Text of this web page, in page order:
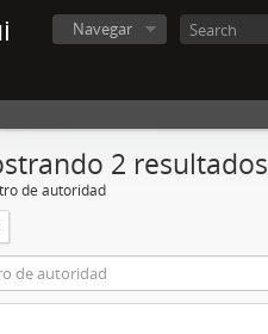
Navegar
2 resultados
de autoridad